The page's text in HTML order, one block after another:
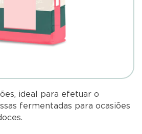
ideal para efetuar o
fermentadas para ocasiões